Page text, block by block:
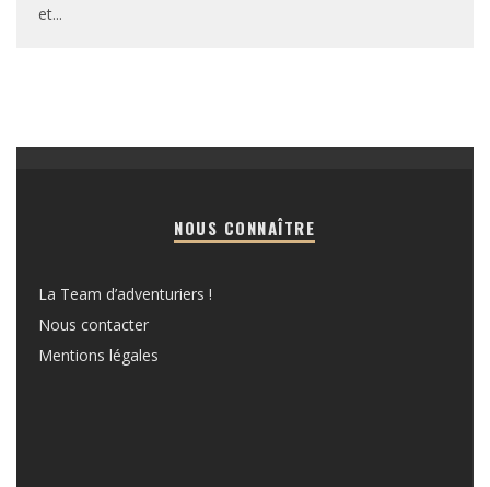
et...
NOUS CONNAÎTRE
La Team d’adventuriers !
Nous contacter
Mentions légales